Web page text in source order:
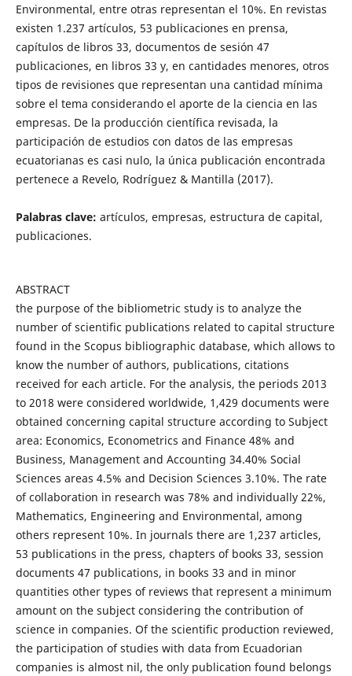
Environmental, entre otras representan el 10%. En revistas
existen 1.237 artículos, 53 publicaciones en prensa,
capítulos de libros 33, documentos de sesión 47
publicaciones, en libros 33 y, en cantidades menores, otros
tipos de revisiones que representan una cantidad mínima
sobre el tema considerando el aporte de la ciencia en las
empresas. De la producción científica revisada, la
participación de estudios con datos de las empresas
ecuatorianas es casi nulo, la única publicación encontrada
pertenece a Revelo, Rodríguez & Mantilla (2017).
Palabras clave: artículos, empresas, estructura de capital,
publicaciones.
ABSTRACT
the purpose of the bibliometric study is to analyze the
number of scientific publications related to capital structure
found in the Scopus bibliographic database, which allows to
know the number of authors, publications, citations
received for each article. For the analysis, the periods 2013
to 2018 were considered worldwide, 1,429 documents were
obtained concerning capital structure according to Subject
area: Economics, Econometrics and Finance 48% and
Business, Management and Accounting 34.40% Social
Sciences areas 4.5% and Decision Sciences 3.10%. The rate
of collaboration in research was 78% and individually 22%,
Mathematics, Engineering and Environmental, among
others represent 10%. In journals there are 1,237 articles,
53 publications in the press, chapters of books 33, session
documents 47 publications, in books 33 and in minor
quantities other types of reviews that represent a minimum
amount on the subject considering the contribution of
science in companies. Of the scientific production reviewed,
the participation of studies with data from Ecuadorian
companies is almost nil, the only publication found belongs